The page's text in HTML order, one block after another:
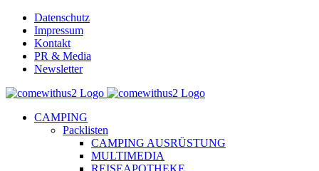
Skip
content
Datenschutz
Impressum
Kontakt
PR & Media
Newsletter
YouTube
Facebook
Twitter
Instagram
Pinterest
Email
CAMPING
Packlisten
CAMPING AUSRÜSTUNG
MULTIMEDIA
REISEAPOTHEKE